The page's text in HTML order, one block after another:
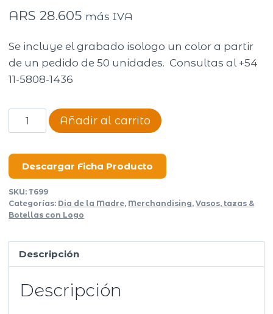
ARS 28.605 más IVA
Se incluye el grabado isologo un color a partir
de un pedido de 50 unidades. Consultas al +54
11-5808-1436
Botella
térmica
cantidad
Añadir al carrito
Descargar Ficha Producto
SKU:T699
Categorías: Dia de la Madre, Merchandising,Vasos, tazas &
Botellas con Logo
Descripción
Descripción